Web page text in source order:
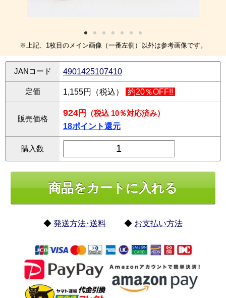
※上記、1枚目のメイン画像（一番左側）以外は参考画像です。
JANコード 4901425107410
定価 1,155円（税込） 約20％OFF!!
販売価格
924円
（税込 10％対応済み）
18ポイント還元
購入数
◆ 発送方法･送料 ◆ お支払い方法